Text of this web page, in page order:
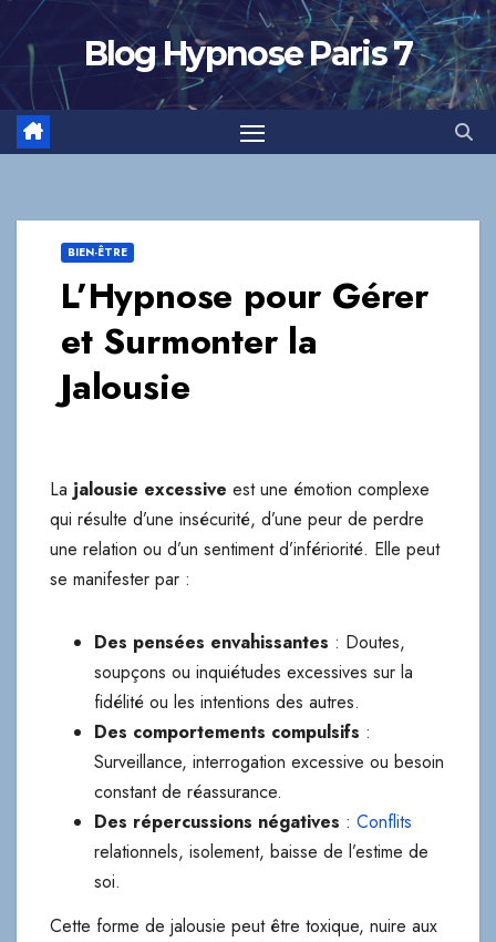
Skip
content
Blog Hypnose Paris 7
BIEN-ÊTRE
L’Hypnose pour Gérer
et Surmonter la
Jalousie
La jalousie excessive est une émotion complexe
qui résulte d’une insécurité, d’une peur de perdre
une relation ou d’un sentiment d’infériorité. Elle peut
se manifester par :
Des pensées envahissantes : Doutes,
soupçons ou inquiétudes excessives sur la
fidélité ou les intentions des autres.
Des comportements compulsifs :
Surveillance, interrogation excessive ou besoin
constant de réassurance.
Des répercussions négatives : Conflits
relationnels, isolement, baisse de l’estime de
soi.
Cette forme de jalousie peut être toxique, nuire aux